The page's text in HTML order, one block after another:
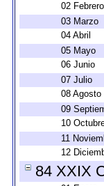
02 Febrero
03 Marzo
04 Abril
05 Mayo
06 Junio
07 Julio
08 Agosto
09
10
11
12
84 XXIX